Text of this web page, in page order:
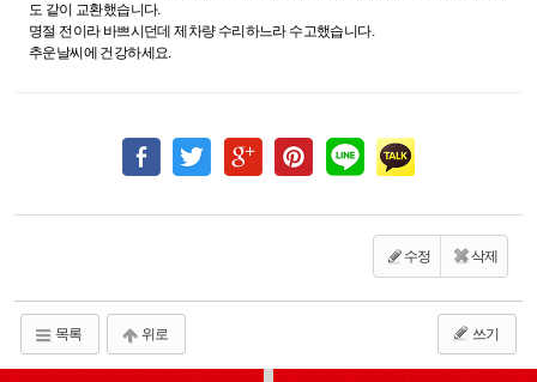
도 같이 교환했습니다.
명절 전이라 바쁘시던데 제차량 수리하느라 수고했습니다.
추운날씨에 건강하세요.
수정 삭제
목록 위로 쓰기